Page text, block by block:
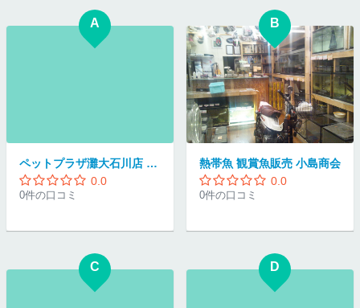
A
ペットプラザ灘大石川店 観賞魚小動物コーナー
0.0
0件の口コミ
B
熱帯魚 観賞魚販売 小島商会
0.0
0件の口コミ
C D